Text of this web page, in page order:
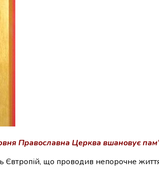
Православна Церква вшановує
Євтропій, що проводив непорочне